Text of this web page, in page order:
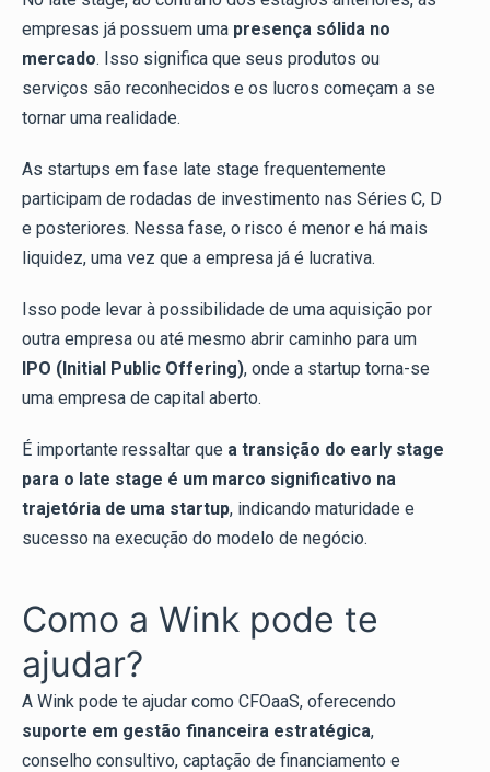
empresas já possuem uma presença sólida no
mercado. Isso significa que seus produtos ou
serviços são reconhecidos e os lucros começam a se
tornar uma realidade.
As startups em fase late stage frequentemente
participam de rodadas de investimento nas Séries C, D
e posteriores. Nessa fase, o risco é menor e há mais
liquidez, uma vez que a empresa já é lucrativa.
Isso pode levar à possibilidade de uma aquisição por
outra empresa ou até mesmo abrir caminho para um
IPO (Initial Public Offering), onde a startup torna-se
uma empresa de capital aberto.
É importante ressaltar que a transição do early stage
para o late stage é um marco significativo na
trajetória de uma startup, indicando maturidade e
sucesso na execução do modelo de negócio.
Como a Wink pode te
ajudar?
A Wink pode te ajudar como CFOaaS, oferecendo
suporte em gestão financeira estratégica,
conselho consultivo, captação de financiamento e